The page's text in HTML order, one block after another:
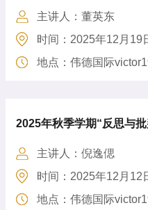
主讲人：董英东
时间：2025年12月19
地点：伟德国际
2025年秋季学期“反思与
尖系列讲座预告丨倪逸偲
具体性存在论
主讲人：倪逸偲
时间：2025年12月12
地点：伟德国际